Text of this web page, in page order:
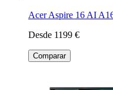
Acer Aspire 16 AI
Desde 1199 €
Comparar